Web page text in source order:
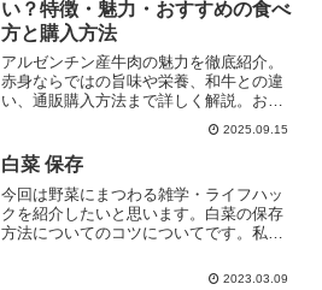
い？特徴・魅力・おすすめの食べ
方と購入方法
アルゼンチン産牛肉の魅力を徹底紹介。
赤身ならではの旨味や栄養、和牛との違
い、通販購入方法まで詳しく解説。おす
すめ専門店DON ROSSIも紹介します。
2025.09.15
白菜 保存
今回は野菜にまつわる雑学・ライフハッ
クを紹介したいと思います。白菜の保存
方法についてのコツについてです。私も
際にやって白菜を長持ちさせられるよう
2023.03.09